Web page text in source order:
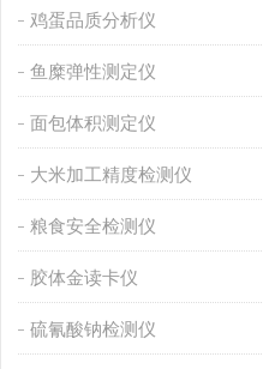
鸡蛋品质分析仪
鱼糜弹性测定仪
面包体积测定仪
大米加工精度检测仪
粮食安全检测仪
胶体金读卡仪
硫氰酸钠检测仪